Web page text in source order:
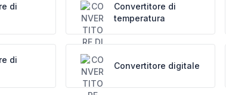
di
Convertitore di
temperatura
di
Convertitore digitale